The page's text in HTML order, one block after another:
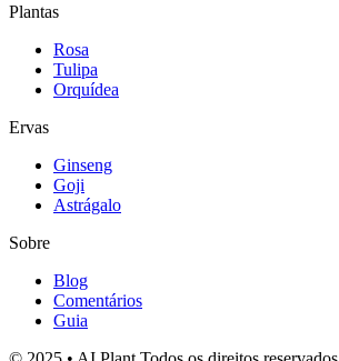
Plantas
Rosa
Tulipa
Orquídea
Ervas
Ginseng
Goji
Astrágalo
Sobre
Blog
Comentários
Guia